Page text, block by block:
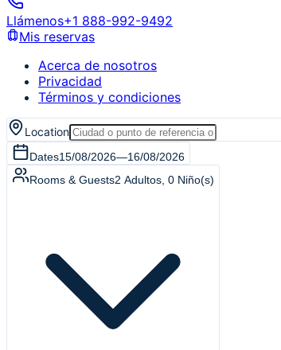
Llámenos+1 888-992-9492
Mis reservas
Acerca de nosotros
Privacidad
Términos y condiciones
Location
Dates15/08/2026—16/08/2026
Rooms & Guests2 Adultos 0 Niño(s)